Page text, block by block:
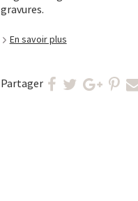
gravures.
En savoir plus
Partager